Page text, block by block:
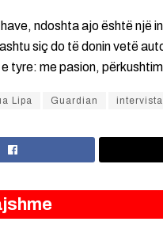
ndoshta ajo është një
siç do të donin vetë
e tyre: me pasion,
Lipa Guardian intervista